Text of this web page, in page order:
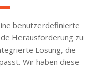
benutzerdefinierte
Herausforderung zu
Lösung, die
Wir haben diese